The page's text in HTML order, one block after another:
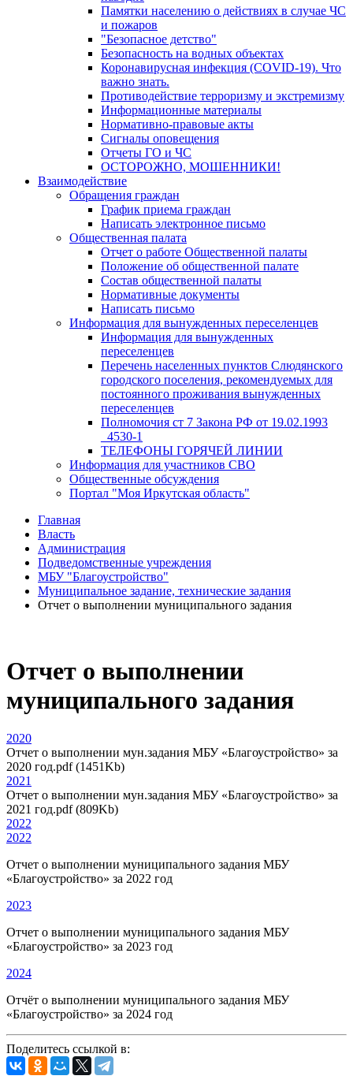
Памятки населению о действиях в случае ЧС
и пожаров
"Безопасное детство"
Безопасность на водных объектах
Коронавирусная инфекция (COVID-19). Что
важно знать.
Противодействие терроризму и экстремизму
Информационные материалы
Нормативно-правовые акты
Сигналы оповещения
Отчеты ГО и ЧС
ОСТОРОЖНО, МОШЕННИКИ!
Взаимодействие
Обращения граждан
График приема граждан
Написать электронное письмо
Общественная палата
Отчет о работе Общественной палаты
Положение об общественной палате
Состав общественной палаты
Нормативные документы
Написать письмо
Информация для вынужденных переселенцев
Информация для вынужденных
переселенцев
Перечень населенных пунктов Слюдянского
городского поселения, рекомендуемых для
постоянного проживания вынужденных
переселенцев
Полномочия ст 7 Закона РФ от 19.02.1993
_4530-1
ТЕЛЕФОНЫ ГОРЯЧЕЙ ЛИНИИ
Информация для участников СВО
Общественные обсуждения
Портал "Моя Иркутская область"
Главная
Власть
Администрация
Подведомственные учреждения
МБУ "Благоустройство"
Муниципальное задание, технические задания
Отчет о выполнении муниципального задания
Отчет о выполнении
муниципального задания
2020
Отчет о выполнении мун.задания МБУ «Благоустройство» за
2020 год.pdf (1451Kb)
2021
Отчет о выполнении мун.задания МБУ «Благоустройство» за
2021 год.pdf (809Kb)
2022
2022
Отчет о выполнении муниципального задания МБУ
«Благоустройство» за 2022 год
2023
Отчет о выполнении муниципального задания МБУ
«Благоустройство» за 2023 год
2024
Отчёт о выполнении муниципального задания МБУ
«Благоустройство» за 2024 год
Поделитесь ссылкой в: